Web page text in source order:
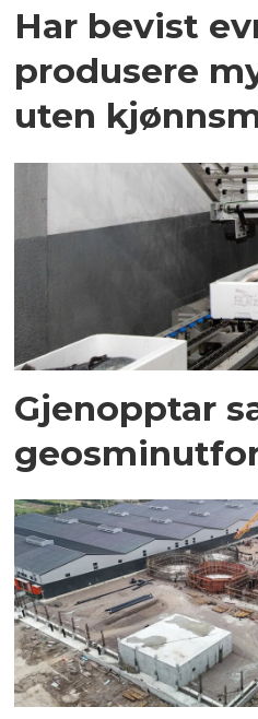
Har bevist
produsere
uten
Gjenopptar